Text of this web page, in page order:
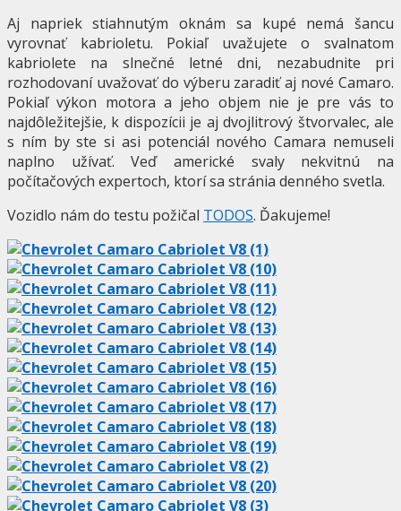
Aj napriek stiahnutým oknám sa kupé nemá šancu
vyrovnať kabrioletu. Pokiaľ uvažujete o svalnatom
kabriolete na slnečné letné dni, nezabudnite pri
rozhodovaní uvažovať do výberu zaradiť aj nové Camaro.
Pokiaľ výkon motora a jeho objem nie je pre vás to
najdôležitejšie, k dispozícii je aj dvojlitrový štvorvalec, ale
s ním by ste si asi potenciál nového Camara nemuseli
naplno užívať. Veď americké svaly nekvitnú na
počítačových expertoch, ktorí sa stránia denného svetla.
Vozidlo nám do testu požičal TODOS. Ďakujeme!